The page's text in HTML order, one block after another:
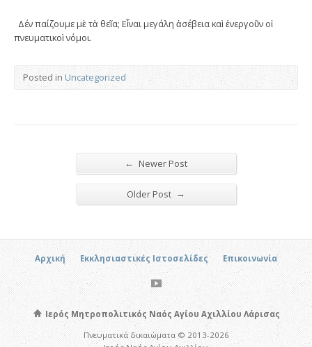
Δέν παίζουμε μὲ τὰ θεῖα; Εἶναι μεγάλη ἀσέβεια καὶ ἐνεργοῦν οἱ
πνευματικοὶ νόμοι.
Posted in Uncategorized
← Newer Post
Older Post →
Αρχική Εκκλησιαστικές Ιστοσελίδες Επικοινωνία
Ιερός Μητροπολιτικός Ναός Αγίου Αχιλλίου Λάρισας
Πνευματικά δικαιώματα © 2013-2026